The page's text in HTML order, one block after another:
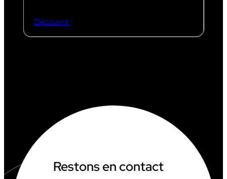
Découvrir
Restons en contact